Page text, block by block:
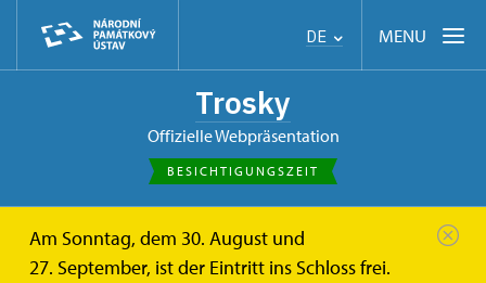
DE MENU
Trosky
offizielle Webpräsentation
BESICHTIGUNGSZEIT
Am Sonntag, dem 30. August und
27. September, ist der Eintritt ins Schloss frei.
de Ausflugstipps